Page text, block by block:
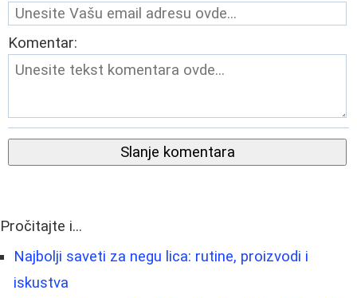
Komentar:
Slanje komentara
Pročitajte i...
Najbolji saveti za negu lica: rutine, proizvodi i
iskustva